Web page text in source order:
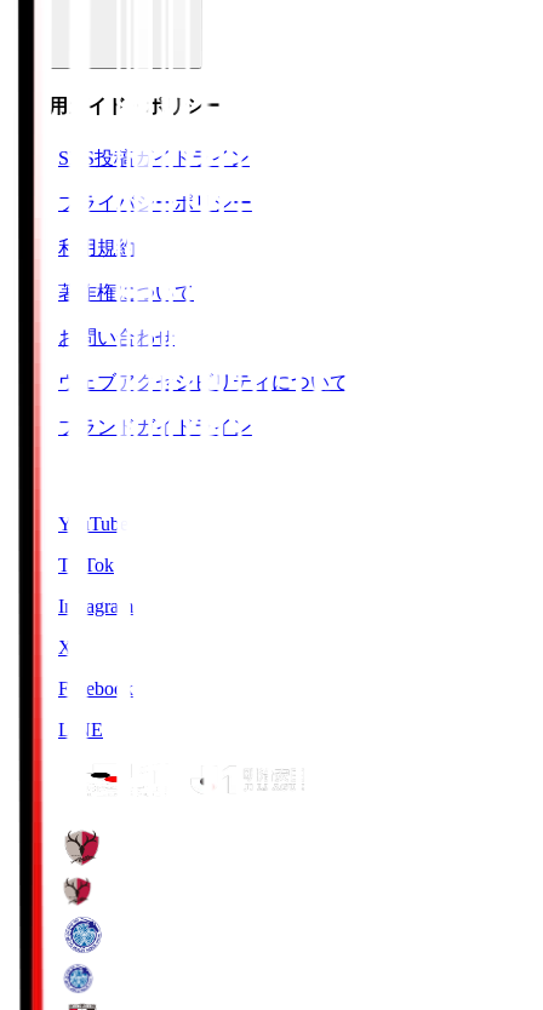
ご利用ガイド・ポリシー
SNS投稿ガイドライン
プライバシーポリシー
利用規約
著作権について
お問い合わせ
ウェブアクセシビリティについて
ブランドガイドライン
YouTube
TikTok
Instagram
X
Facebook
LINE